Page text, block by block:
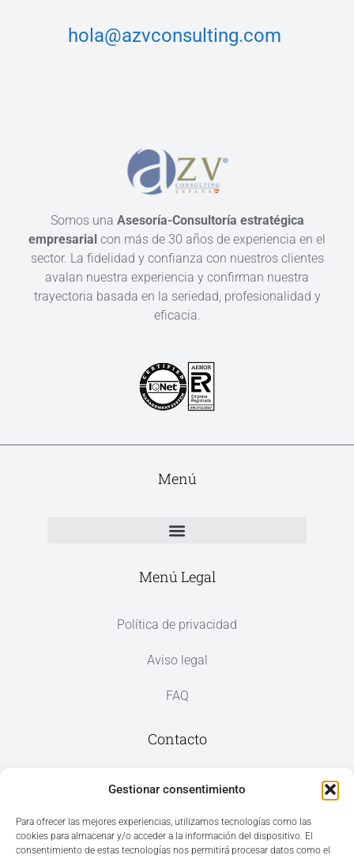
Gestionar consentimiento
Para ofrecer las mejores experiencias, utilizamos tecnologías como las
cookies para almacenar y/o acceder a la información del dispositivo. El
consentimiento de estas tecnologías nos permitirá procesar datos como el
hola@azvconsulting.com
Somos una Asesoría-Consultoría estratégica
empresarial con más de 30 años de experiencia en el
sector. La fidelidad y confianza con nuestros clientes
avalan nuestra experiencia y confirman nuestra
trayectoria basada en la seriedad, profesionalidad y
eficacia.
Menú
Menú Legal
Política de privacidad
Aviso legal
FAQ
Contacto
Av. del Mar, 59, 03187 Los Montesinos,
+34 965 207 262